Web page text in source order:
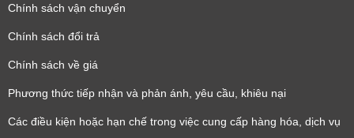
Chính sách vận chuyển
Chính sách đổi trả
Chính sách về giá
Phương thức tiếp nhận và phản ánh, yêu cầu, khiêu nại
Các điều kiện hoặc hạn chế trong việc cung cấp hàng hóa, dịch vụ